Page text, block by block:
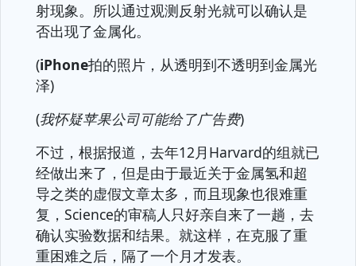
射现象。所以通过观测反射光就可以确认是
否出现了金属化。
(iPhone拍的照片，从透明到不透明到金属光
泽)
(我怀疑苹果公司可能给了广告费)
不过，根据报道，去年12月Harvard的组就已
经做出来了，但是由于最近关于金属氢和超
导之类的虚假文章太多，而且现象也很难重
复，Science的审稿人只好亲自来了一趟，去
确认实验数据和结果。就这样，在克服了重
重困难之后，隔了一个月才发表。